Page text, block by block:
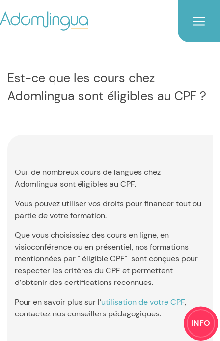
Est-ce que les cours chez
Adomlingua sont éligibles au CPF ?
Oui, de nombreux cours de langues chez
Adomlingua sont éligibles au CPF.
Vous pouvez utiliser vos droits pour financer tout ou
partie de votre formation.
Que vous choisissiez des cours en ligne, en
visioconférence ou en présentiel, nos formations
mentionnées par " éligible CPF" sont conçues pour
respecter les critères du CPF et permettent
d’obtenir des certifications reconnues.
Pour en savoir plus sur l’utilisation de votre CPF,
contactez nos conseillers pédagogiques.
INFO